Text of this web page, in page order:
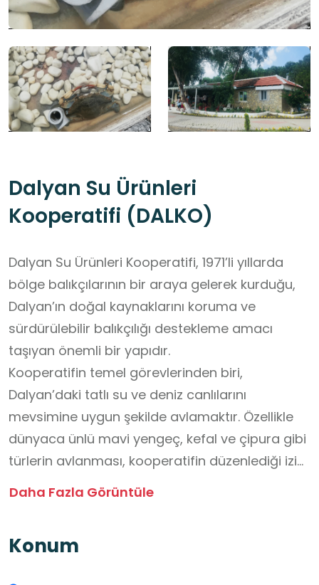
Dalyan Su Ürünleri
Kooperatifi (DALKO)
Dalyan Su Ürünleri Kooperatifi, 1971’li yıllarda
bölge balıkçılarının bir araya gelerek kurduğu,
Dalyan’ın doğal kaynaklarını koruma ve
sürdürülebilir balıkçılığı destekleme amacı
taşıyan önemli bir yapıdır.
Kooperatifin temel görevlerinden biri,
Dalyan’daki tatlı su ve deniz canlılarını
mevsimine uygun şekilde avlamaktır. Özellikle
dünyaca ünlü mavi yengeç, kefal ve çipura gibi
türlerin avlanması, kooperatifin düzenlediği izin
ve denetimlere bağlıdır. Bu sayede doğal
Ayrıca kooperatif, bölgedeki Dalyan Balık
Daha Fazla Görüntüle
Konum